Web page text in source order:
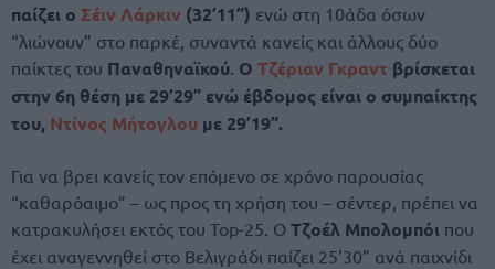
παίζει ο Σέιν Λάρκιν (32’11”) ενώ στη 10άδα όσων
“λιώνουν” στο παρκέ, συναντά κανείς και άλλους δύο
παίκτες του Παναθηναϊκού. Ο Τζέριαν Γκραντ βρίσκεται
στην 6η θέση με 29’29” ενώ έβδομος είναι ο συμπαίκτης
του, Ντίνος Μήτογλου με 29’19”.
Για να βρει κανείς τον επόμενο σε χρόνο παρουσίας
“καθαρόαιμο” – ως προς τη χρήση του – σέντερ, πρέπει να
κατρακυλήσει εκτός του Top-25. Ο Τζοέλ Μπολομπόι που
έχει αναγεννηθεί στο Βελιγράδι παίζει 25’30” ανά παιχνίδι